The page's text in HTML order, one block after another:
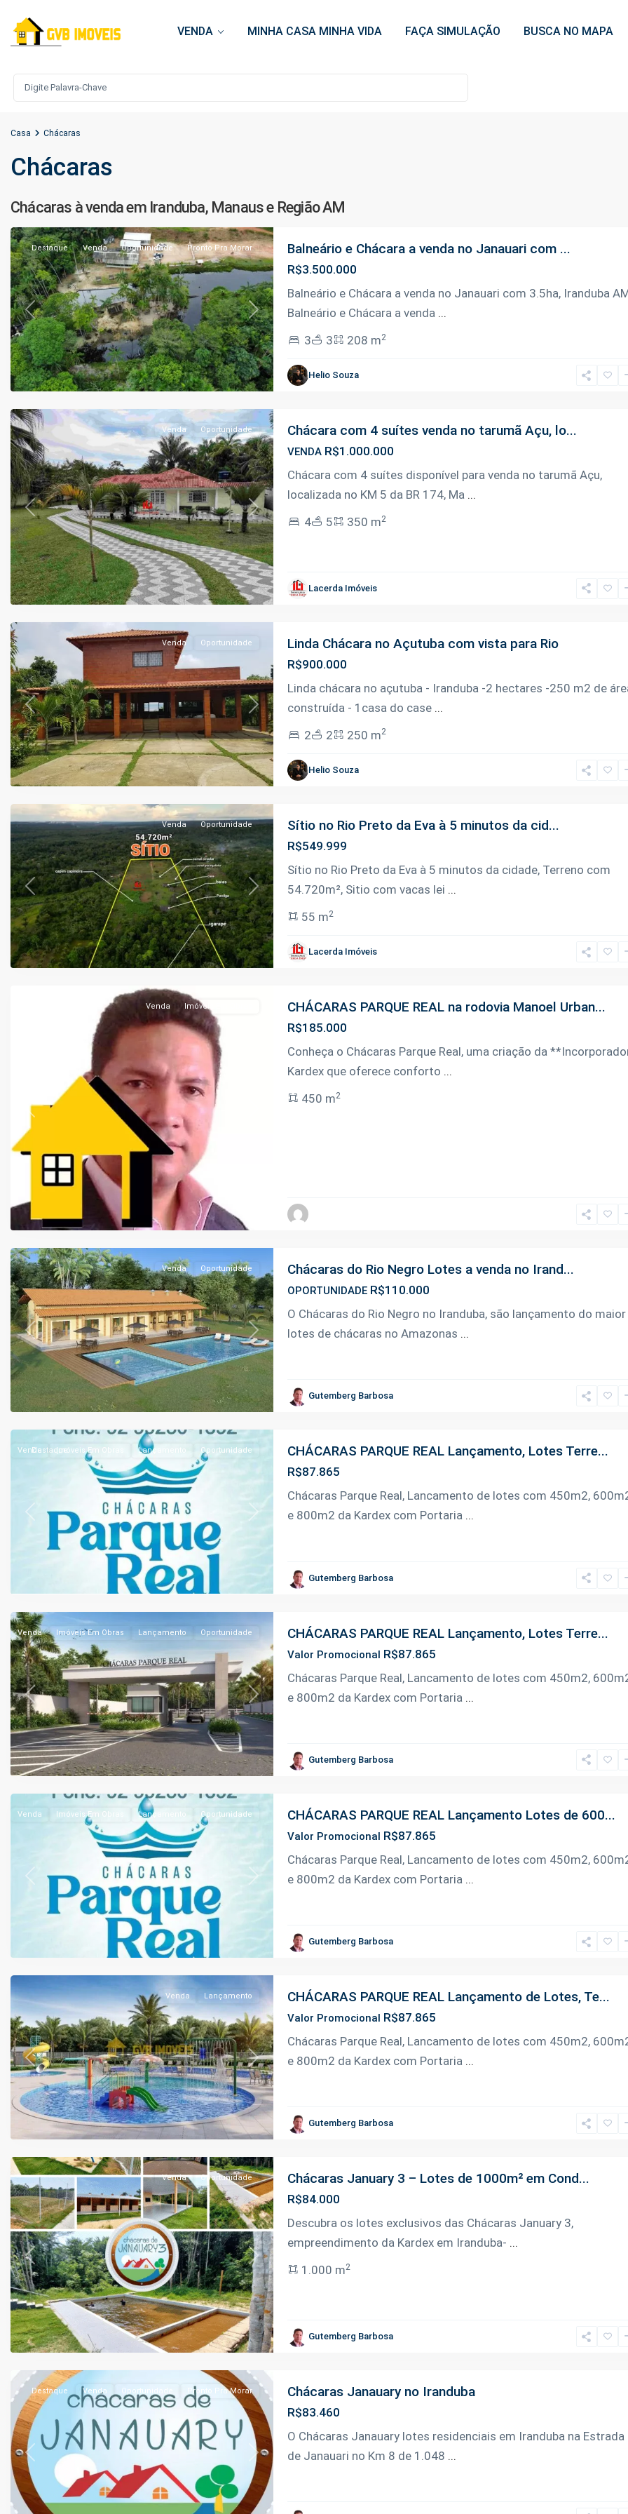
VENDA MINHA CASA MINHA VIDA FAÇA SIMULAÇÃO BUSCA NO MAPA
Casa Chácaras
Chácaras
Chácaras à venda em Iranduba, Manause Região AM
Iranduba
Previous Next
Destaque Venda Oportunidade Pronto Pra Morar Balneário e Chácara a venda no Janauari com ...
R$3.500.000
Balneário e Chácara a venda no Janauari com 3.5ha, Iranduba
Balneário e Chácara a venda ...
3
3 208 m2
Helio Souza
Tarumã-
Açu,
Manaus
Previous Next
Venda Oportunidade Chácara com 4 suítes venda no tarumã Açu, lo...
VENDA R$1.000.000
Chácara com 4 suítes disponível para venda no tarumã Açu,
localizada no KM 5 da BR 174, Ma ...
4
5 350 m2
Lacerda Imóveis
Ramal
do
Acutuba,
Iranduba
Previous Next
Venda Oportunidade Linda Chácara no Açutuba com vista para Rio
R$900.000
Linda chácara no açutuba - Iranduba -2 hectares -250 m2 de
construída - 1casa do case ...
2
2 250 m2
Helio Souza
Zona
rural,
Rio
Preto
da
Eva
Previous Next
Venda Oportunidade Sítio no Rio Preto da Eva à 5 minutos da cid...
R$549.999
Sítio no Rio Preto da Eva à 5 minutos da cidade, Terreno com
54.720m², Sitio com vacas lei ...
55 m2
Lacerda Imóveis
Estrada
Manoel
Urbano,
Iranduba
Previous
Venda Imóveis Em Obras CHÁCARAS PARQUE REAL na rodovia Manoel Urban...
R$185.000
Conheça o Chácaras Parque Real, uma criação da
Kardex que oferece conforto ...
450 m2
Km
Manoel
Iranduba
Previous Next
Venda Oportunidade Chácaras do Rio Negro Lotes a venda no Irand...
OPORTUNIDADE R$110.000
O Chácaras do Rio Negro no Iranduba, são lançamento do maior
lotes de chácaras no Amazonas ...
Gutemberg Barbosa
Km
9
da
Manoel
Urbano ,
Iranduba
Previous Next
Destaque
Venda Imóveis Em Obras Lançamento Oportunidade CHÁCARAS PARQUE REAL Lançamento, Lotes Terre...
R$87.865
Chácaras Parque Real, Lancamento de lotes com 450m2,
e 800m2 da Kardex com Portaria ...
Gutemberg Barbosa
9
Manoel
Iranduba
Previous Next
Venda Imóveis Em Obras Lançamento Oportunidade CHÁCARAS PARQUE REAL Lançamento, Lotes Terre...
Valor Promocional R$87.865
Chácaras Parque Real, Lancamento de lotes com 450m2,
e 800m2 da Kardex com Portaria ...
Gutemberg Barbosa
Km
9
da
Manoel
Urbano,
Iranduba
Previous Next
Venda Imóveis Em Obras Lançamento Oportunidade CHÁCARAS PARQUE REAL Lançamento Lotes de 600...
Valor Promocional R$87.865
Chácaras Parque Real, Lancamento de lotes com 450m2,
e 800m2 da Kardex com Portaria ...
Gutemberg Barbosa
9
Manoel
Iranduba
Previous Next
Venda Lançamento CHÁCARAS PARQUE REAL Lançamento de Lotes, Te...
Valor Promocional R$87.865
Chácaras Parque Real, Lancamento de lotes com 450m2,
e 800m2 da Kardex com Portaria ...
Gutemberg Barbosa
Janauari,
Iranduba
Previous Next
Venda Oportunidade Chácaras January 3 – Lotes de 1000m² em Cond...
R$84.000
Descubra os lotes exclusivos das Chácaras January 3,
empreendimento da Kardex em Iranduba- ...
1.000 m2
Gutemberg Barbosa
Janauari,
Iranduba
Previous Next
Destaque Venda Oportunidade Pronto Pra Morar Chácaras Janauary no Iranduba
R$83.460
O Chácaras Janauary lotes residenciais em Iranduba na Estrada
de Janauari no Km 8 de 1.048 ...
Ramal
do